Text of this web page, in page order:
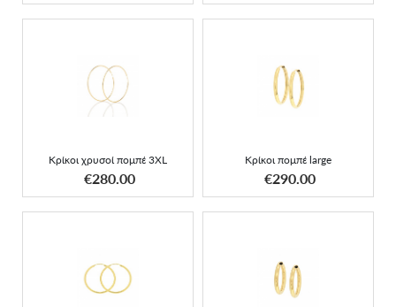
Κρίκοι χρυσοί πομπέ 3XL
€280.00
Κρίκοι χρυσοί πομπέ 3XL
ΑΠΟΚΤΗΣΕ ΤΟ
Κρίκοι πομπέ large
€290.00
Κρίκοι πομπέ large
ΑΠΟΚΤΗΣΕ ΤΟ
Κρίκοι γυαλιστεροί large
Κρίκοι στρογγυλοί
4893750